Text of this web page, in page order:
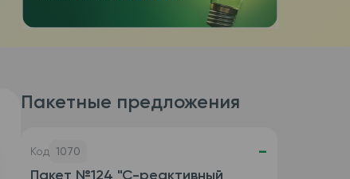
Пакетные предложения
Код 1070 -
Пакет №124 "С-реактивный